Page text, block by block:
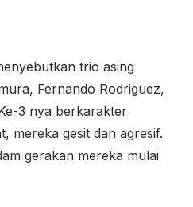
trio asing
Fernando Rodriguez,
3 nya berkarakter
mereka gesit dan agresif.
gerakan mereka mulai